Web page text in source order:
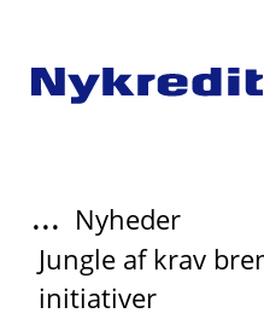
... Nyheder
Jungle af krav
initiativer